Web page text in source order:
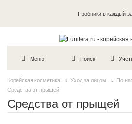
Пробники в каждый
Меню Поиск
Корейская косметика Уход за лицом
По
Средства от прыщей
Средства от прыщей